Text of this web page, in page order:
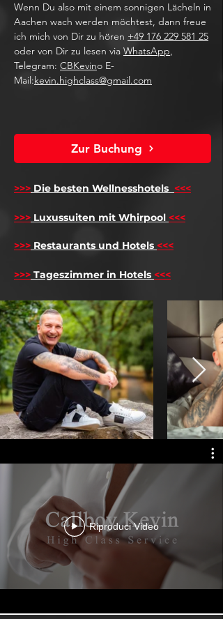
Wenn Du also mit einem sonnigen Lächeln in
Aachen wach werden möchtest, dann freue
ich mich von Dir zu hören +49 176 229 581 25
oder von Dir zu lesen via WhatsApp,
Telegram: CBKevino E-
Mail:kevin.highclass@gmail.com
Zur Buchung
>>> Die besten Wellnesshotels <<<
>>> Luxussuiten mit Whirpool <<<
>>> Restaurants und Hotels <<<
>>> Tageszimmer in Hotels <<<
Riproduci Video